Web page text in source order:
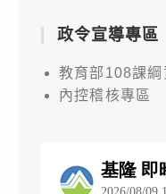
政令宣導專區
教育部108課綱
內控稽核專區